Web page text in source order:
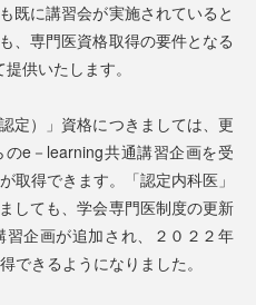
既に講習会が実施されていると
、専門医資格取得の要件となる
供いたします。
定）」資格につきましては、更
e－learning共通講習企画を受
取得できます。「認定内科医」
しても、学会専門医制度の更新
企画が追加され、２０２２年
できるようになりました。